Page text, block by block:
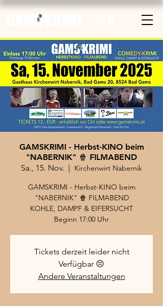
GAMSKRIMI - Herbst-KINO beim
"NABERNIK" 🍿 FILMABEND
Sa., 15. Nov.
  |
Kirchenwirt Nabernik
GAMSKRIMI - Herbst-KINO beim
"NABERNIK" 🍿 FILMABEND
KOHLE, DAMPF & EIFERSUCHT
Beginn 17:00 Uhr
Tickets derzeit leider nicht
Verfügbar 😣
Andere Veranstaltungen